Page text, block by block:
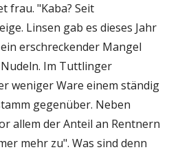
frau. "Kaba? Seit
Linsen gab es dieses Jahr
erschreckender Mangel
Im Tuttlinger
weniger Ware einem ständig
gegenüber. Neben
allem der Anteil an Rentnern
mehr zu". Was sind denn